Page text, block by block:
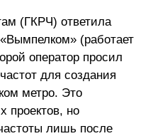
(ГКРЧ) ответила
(работает
оператор просил
для создания
метро. Это
проектов, но
лишь после